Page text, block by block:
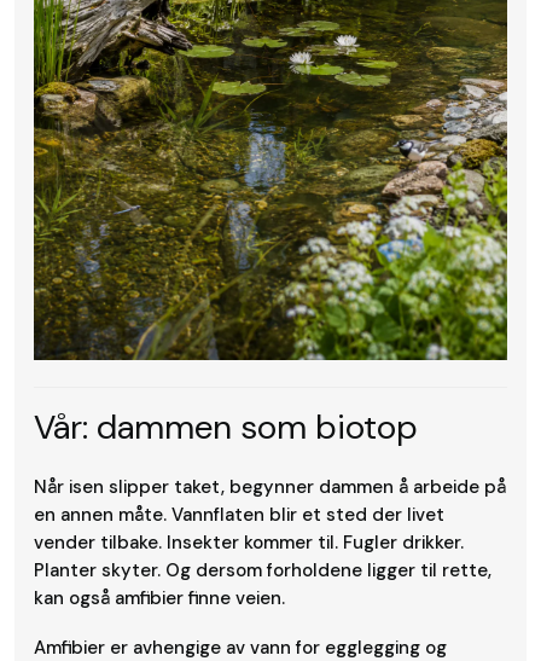
Vår: dammen som biotop
Når isen slipper taket, begynner dammen å arbeide på
en annen måte. Vannflaten blir et sted der livet
vender tilbake. Insekter kommer til. Fugler drikker.
Planter skyter. Og dersom forholdene ligger til rette,
kan også amfibier finne veien.
Amfibier er avhengige av vann for egglegging og